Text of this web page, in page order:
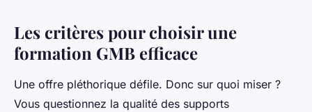
Les critères pour choisir une
formation GMB efficace
Une offre pléthorique défile. Donc sur quoi miser ?
Vous questionnez la qualité des supports